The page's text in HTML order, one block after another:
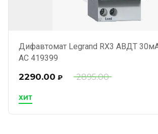
Дифавтомат Legrand RX3 АВДТ
AC 419399
ХИТ
2895.00
2290.00 ₽